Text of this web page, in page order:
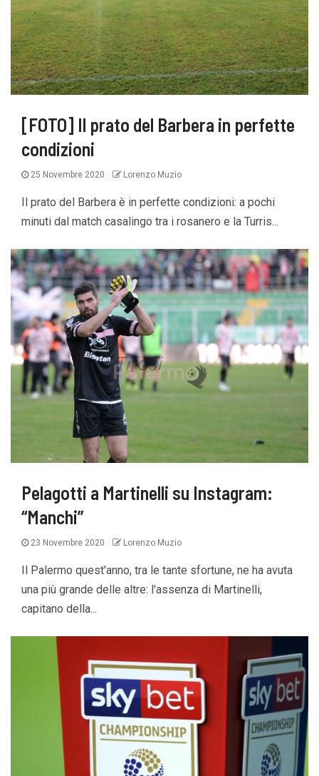
[FOTO] Il prato del Barbera in perfette
condizioni
25 Novembre 2020 Lorenzo Muzio
Il prato del Barbera è in perfette condizioni: a pochi
minuti dal match casalingo tra i rosanero e la Turris...
Pelagotti a Martinelli su Instagram:
“Manchi”
23 Novembre 2020 Lorenzo Muzio
Il Palermo quest'anno, tra le tante sfortune, ne ha avuta
una più grande delle altre: l'assenza di Martinelli,
capitano della...